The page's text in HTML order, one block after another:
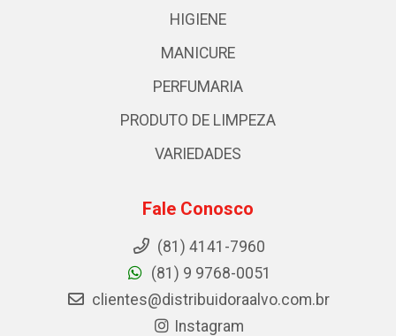
HIGIENE
MANICURE
PERFUMARIA
PRODUTO DE LIMPEZA
VARIEDADES
Fale Conosco
(81) 4141-7960
(81) 9 9768-0051
clientes@distribuidoraalvo.com.br
Instagram